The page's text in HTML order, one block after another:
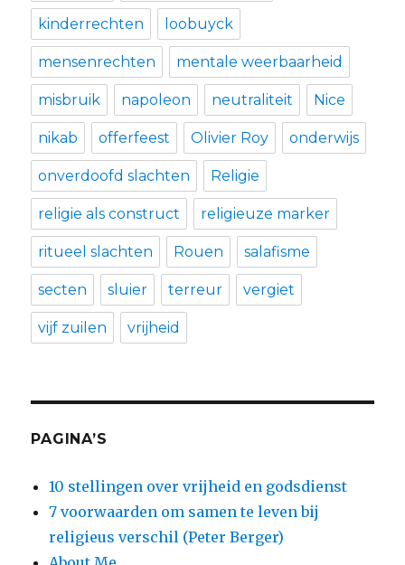
kinderrechten loobuyck
mensenrechten mentale weerbaarheid
misbruik napoleon neutraliteit Nice
nikab offerfeest Olivier Roy onderwijs
onverdoofd slachten Religie
religie als construct religieuze marker
ritueel slachten Rouen salafisme
secten sluier terreur vergiet
vijf zuilen vrijheid
PAGINA’S
10 stellingen over vrijheid en godsdienst
7 voorwaarden om samen te leven bij
religieus verschil (Peter Berger)